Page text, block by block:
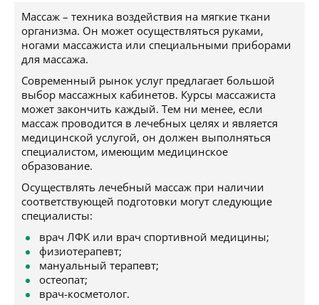
Массаж – техника воздействия на мягкие ткани
организма. Он может осуществляться руками,
ногами массажиста или специальными приборами
для массажа.
Современный рынок услуг предлагает большой
выбор массажных кабинетов. Курсы массажиста
может закончить каждый. Тем ни менее, если
массаж проводится в лечебных целях и является
медицинской услугой, он должен выполняться
специалистом, имеющим медицинское
образование.
Осуществлять лечебный массаж при наличии
соответствующей подготовки могут следующие
специалисты:
врач ЛФК или врач спортивной медицины;
физиотерапевт;
мануальный терапевт;
остеопат;
врач-косметолог.